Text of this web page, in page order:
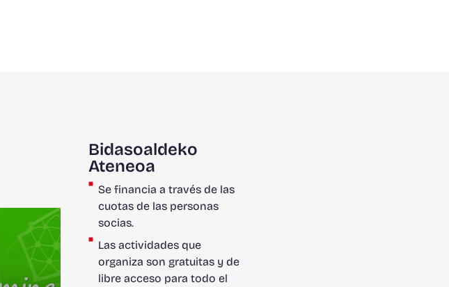
Bidasoaldeko
Ateneoa
Se financia a través de las
cuotas de las personas
socias.
Las actividades que
organiza son gratuitas y de
libre acceso para todo el